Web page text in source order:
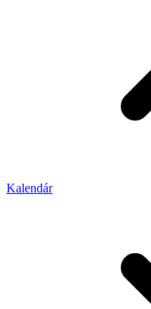
Kalendár